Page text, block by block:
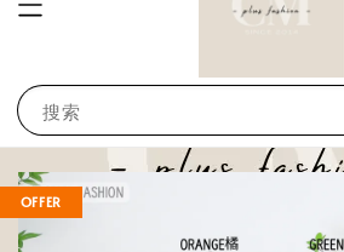
搜索
OFFER